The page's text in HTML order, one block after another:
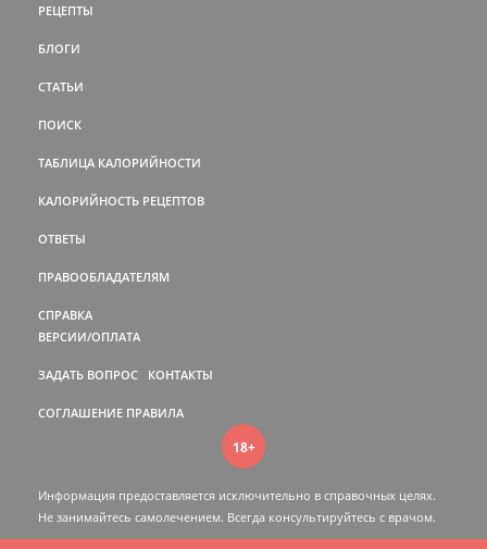
РЕЦЕПТЫ
БЛОГИ
СТАТЬИ
ПОИСК
ТАБЛИЦА КАЛОРИЙНОСТИ
КАЛОРИЙНОСТЬ РЕЦЕПТОВ
ОТВЕТЫ
ПРАВООБЛАДАТЕЛЯМ
СПРАВКА
ВЕРСИИ/ОПЛАТА
ЗАДАТЬ ВОПРОС КОНТАКТЫ
СОГЛАШЕНИЕ ПРАВИЛА
18+
Информация предоставляется исключительно в справочных целях.
Не занимайтесь самолечением. Всегда консультируйтесь c врачом.